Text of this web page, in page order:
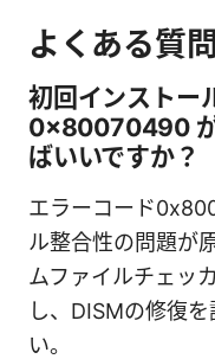
よくある質問
初回インストー
0x80070490 が
ばいいですか？
エラーコード
ル整合性の問題が
ムファイルチェッ
し、DISMの修復
い。